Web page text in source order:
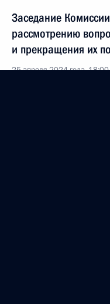
Заседание
рассмотрению
и прекращения их
25 апреля 2024 года, 18:00